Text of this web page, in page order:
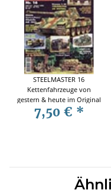
STEELMASTER 16
Kettenfahrzeuge von
gestern & heute im Original
und Modell
7,50 € *